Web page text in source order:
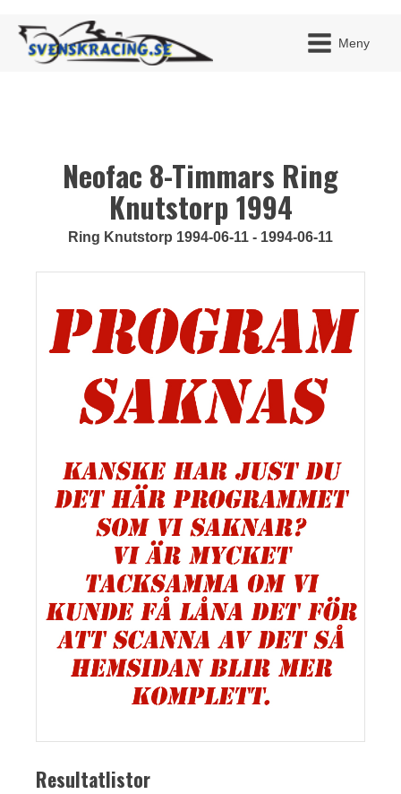
Meny
Neofac 8-Timmars Ring
Knutstorp 1994
Ring Knutstorp 1994-06-11 - 1994-06-11
Resultatlistor